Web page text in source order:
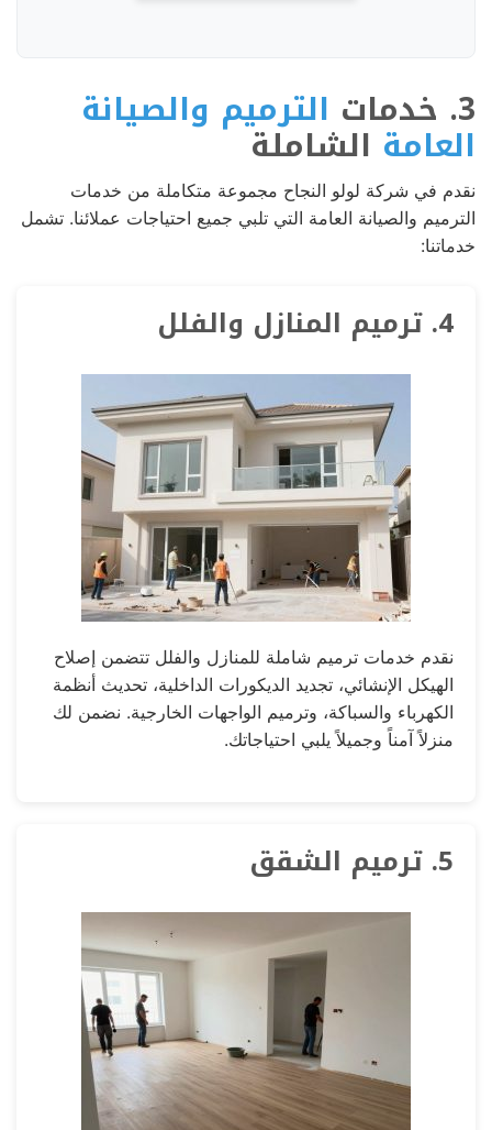
3. خدمات الترميم والصيانة
العامة الشاملة
نقدم في شركة لولو النجاح مجموعة متكاملة من خدمات
الترميم والصيانة العامة التي تلبي جميع احتياجات عملائنا. تشمل
خدماتنا:
4. ترميم المنازل والفلل
نقدم خدمات ترميم شاملة للمنازل والفلل تتضمن إصلاح
الهيكل الإنشائي، تجديد الديكورات الداخلية، تحديث أنظمة
الكهرباء والسباكة، وترميم الواجهات الخارجية. نضمن لك
منزلاً آمناً وجميلاً يلبي احتياجاتك.
5. ترميم الشقق